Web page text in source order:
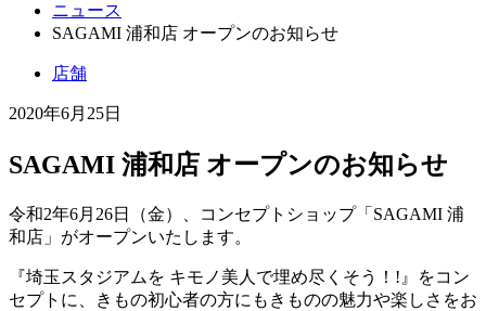
ニュース
SAGAMI 浦和店 オープンのお知らせ
店舗
2020年6月25日
SAGAMI 浦和店 オープンのお知らせ
令和2年6月26日（金）、コンセプトショップ「SAGAMI 浦
和店」がオープンいたします。
『埼玉スタジアムを キモノ美人で埋め尽くそう！!』をコン
セプトに、きもの初心者の方にもきものの魅力や楽しさをお